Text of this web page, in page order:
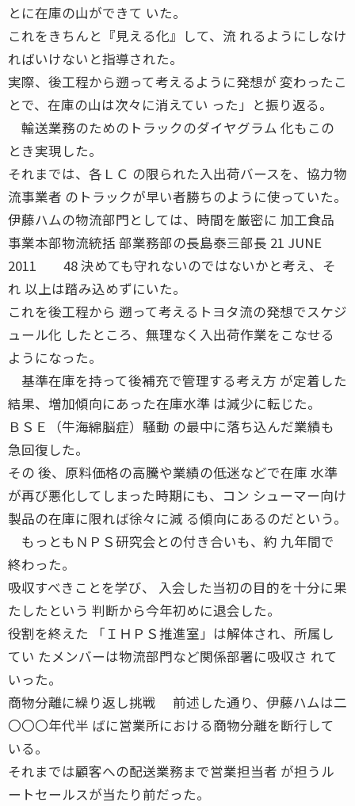
とに在庫の山ができて いた。
これをきちんと『見える化』して、流 れるようにしなけ
ればいけないと指導された。
実際、後工程から遡って考えるように発想が 変わったこ
とで、在庫の山は次々に消えてい った」と振り返る。
輸送業務のためのトラックのダイヤグラム 化もこの
とき実現した。
それまでは、各ＬＣ の限られた入出荷バースを、協力物
流事業者 のトラックが早い者勝ちのように使っていた。
伊藤ハムの物流部門としては、時間を厳密に 加工食品
事業本部物流統括 部業務部の長島泰三部長 21 JUNE
2011 48 決めても守れないのではないかと考え、そ
れ 以上は踏み込めずにいた。
これを後工程から 遡って考えるトヨタ流の発想でスケジ
ュール化 したところ、無理なく入出荷作業をこなせる
ようになった。
基準在庫を持って後補充で管理する考え方 が定着した
結果、増加傾向にあった在庫水準 は減少に転じた。
ＢＳＥ（牛海綿脳症）騒動 の最中に落ち込んだ業績も
急回復した。
その 後、原料価格の高騰や業績の低迷などで在庫 水準
が再び悪化してしまった時期にも、コン シューマー向け
製品の在庫に限れば徐々に減 る傾向にあるのだという。
もっともＮＰＳ研究会との付き合いも、約 九年間で
終わった。
吸収すべきことを学び、 入会した当初の目的を十分に果
たしたという 判断から今年初めに退会した。
役割を終えた 「ＩＨＰＳ推進室」は解体され、所属し
てい たメンバーは物流部門など関係部署に吸収さ れて
いった。
商物分離に繰り返し挑戦 前述した通り、伊藤ハムは二
〇〇〇年代半 ばに営業所における商物分離を断行して
いる。
それまでは顧客への配送業務まで営業担当者 が担うル
ートセールスが当たり前だった。